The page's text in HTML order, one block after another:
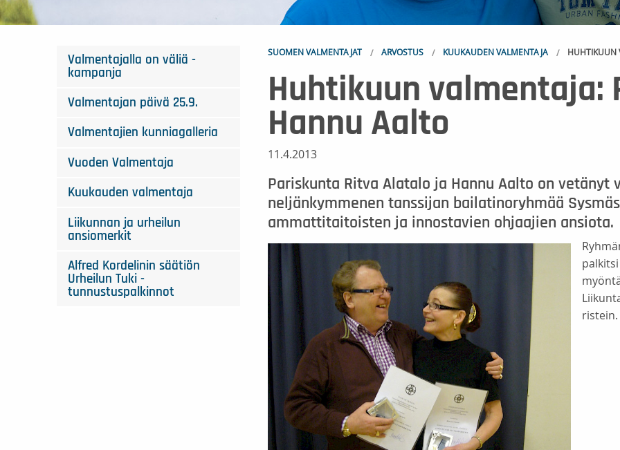
SUOMEN VALMENTAJAT ARVOSTUS KUUKAUDEN VALMENTAJA HUHTIKUUN
Huhtikuun valmentaja:
Hannu Aalto
11.4.2013
Pariskunta Ritva Alatalo ja Hannu Aalto on vetänyt
neljänkymmenen tanssijan bailatinoryhmää
ammattitaitoisten ja innostavien ohjaajien ansiota.
ristein.
Valmentajalla on väliä -
kampanja
Valmentajan päivä 25.9.
Valmentajien kunniagalleria
Vuoden Valmentaja
Kuukauden valmentaja
Liikunnan ja urheilun
ansiomerkit
Alfred Kordelinin säätiön
Urheilun Tuki -
tunnustuspalkinnot